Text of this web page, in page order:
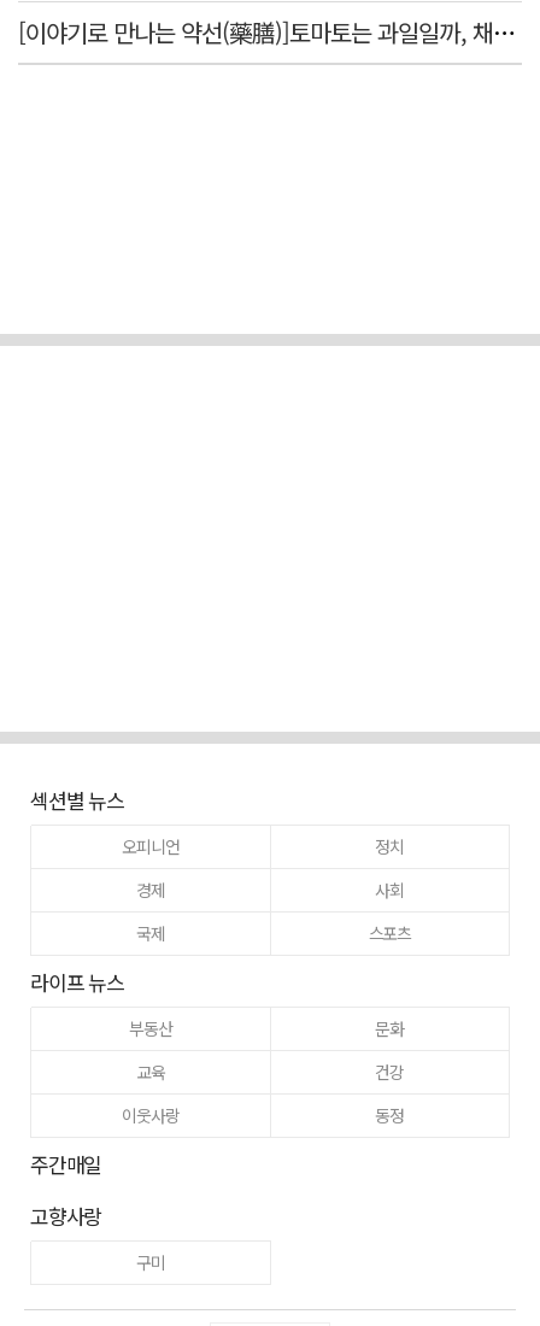
[이야기로 만나는 약선(藥膳)]토마토는 과일일까, 채소일까
섹션별 뉴스
오피니언
정치
경제
사회
국제
스포츠
라이프 뉴스
부동산
문화
교육
건강
이웃사랑
동정
주간매일
고향사랑
구미